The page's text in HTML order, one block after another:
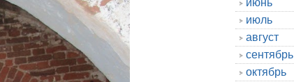
июнь
июль
август
сентябрь
октябрь